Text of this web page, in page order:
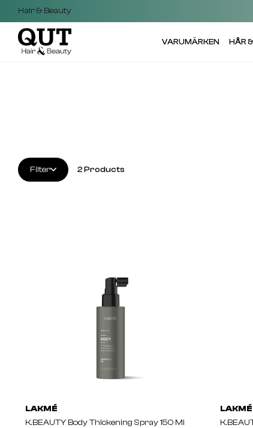
Hair & Beauty
VARUMÄRKEN HÅR
Filter 2Products
LAKMÉ
K.BEAUTY Body Thickening Spray 150 Ml
LAKMÉ